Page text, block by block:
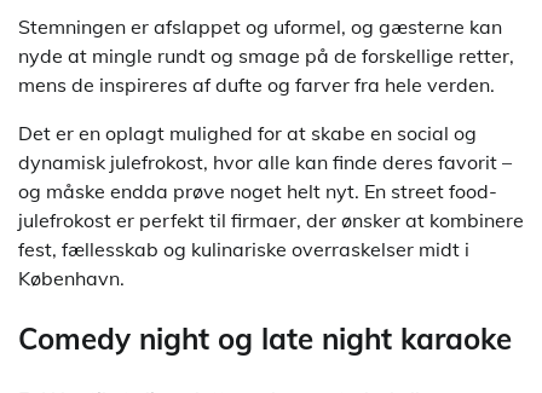
Stemningen er afslappet og uformel, og gæsterne kan
nyde at mingle rundt og smage på de forskellige retter,
mens de inspireres af dufte og farver fra hele verden.
Det er en oplagt mulighed for at skabe en social og
dynamisk julefrokost, hvor alle kan finde deres favorit –
og måske endda prøve noget helt nyt. En street food-
julefrokost er perfekt til firmaer, der ønsker at kombinere
fest, fællesskab og kulinariske overraskelser midt i
København.
Comedy night og late night karaoke